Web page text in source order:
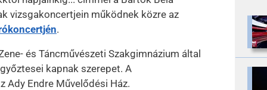
vizsgakoncertjein működnek közre az
.
és Táncművészeti Szakgimnázium által
kapnak szerepet. A
Ady Endre Művelődési Ház.